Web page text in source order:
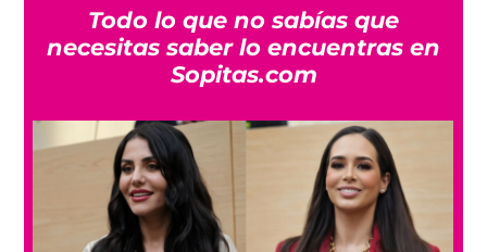
Todo lo que no sabías que
necesitas saber lo encuentras en
Sopitas.com